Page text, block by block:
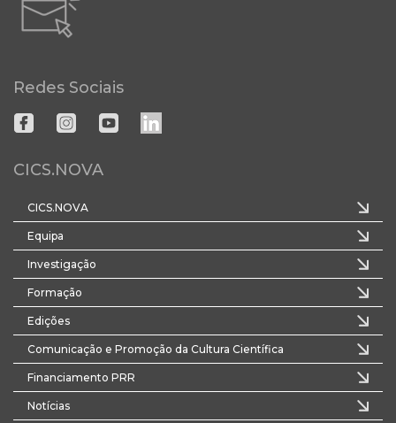
Redes Sociais
CICS.NOVA
CICS.NOVA
Equipa
Investigação
Formação
Edições
Comunicação e Promoção da Cultura Científica
Financiamento PRR
Notícias